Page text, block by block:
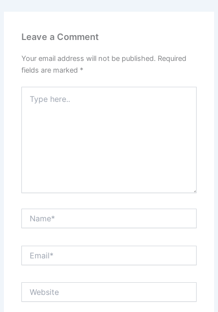
Leave a Comment
Your email address will not be published. Required
fields are marked *
here..